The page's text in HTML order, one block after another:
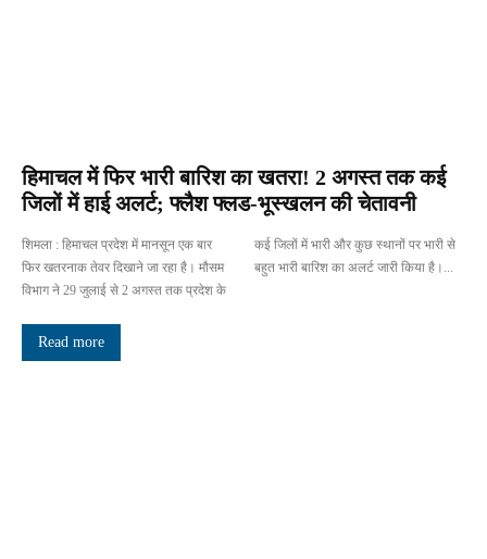
हिमाचल में फिर भारी बारिश का खतरा! 2 अगस्त तक कई
जिलों में हाई अलर्ट; फ्लैश फ्लड-भूस्खलन की चेतावनी
शिमला : हिमाचल प्रदेश में मानसून एक बार
फिर खतरनाक तेवर दिखाने जा रहा है। मौसम
विभाग ने 29 जुलाई से 2 अगस्त तक प्रदेश के
कई जिलों में भारी और कुछ स्थानों पर भारी से
बहुत भारी बारिश का अलर्ट जारी किया है।...
Read more